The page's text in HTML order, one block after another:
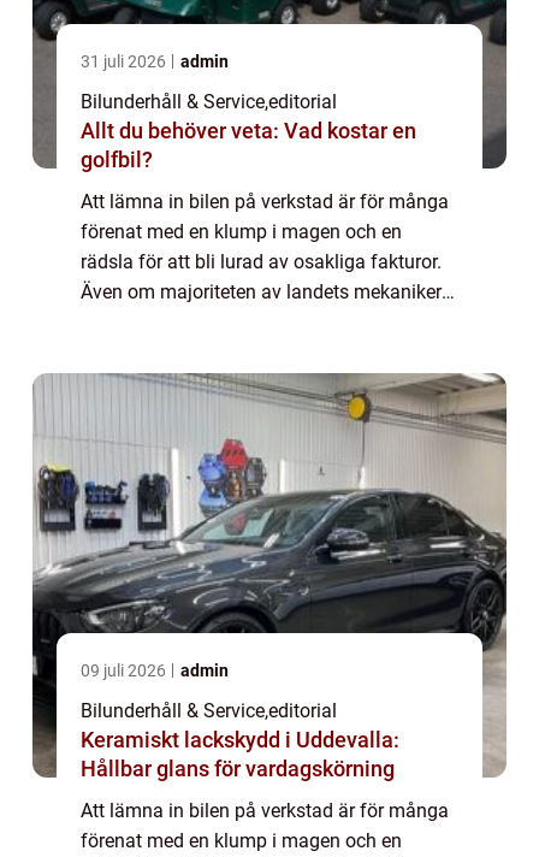
31 juli 2026 admin
Bilunderhåll & Service,editorial
Allt du behöver veta: Vad kostar en
golfbil?
Att lämna in bilen på verkstad är för många
förenat med en klump i magen och en
rädsla för att bli lurad av osakliga fakturor.
Även om majoriteten av landets mekaniker
09 juli 2026 admin
Bilunderhåll & Service,editorial
Keramiskt lackskydd i Uddevalla:
Hållbar glans för vardagskörning
Att lämna in bilen på verkstad är för många
förenat med en klump i magen och en